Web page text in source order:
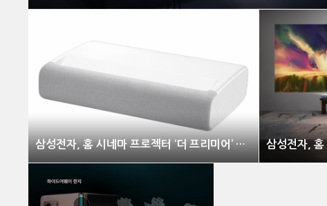
삼성전자, 홈 시네마 프로젝터 ‘더 프리미어’ 전격 공개